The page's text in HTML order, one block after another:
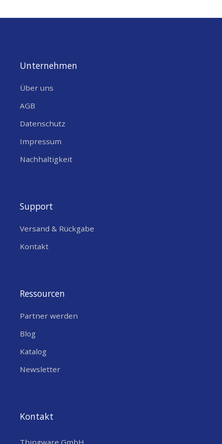
Unternehmen
Über uns
AGB
Datenschutz
Impressum
Nachhaltigkeit
Support
Versand & Rückgabe
Kontakt
Ressourcen
Partner werden
Blog
Katalog
Newsletter
Kontakt
Thingware GmbH